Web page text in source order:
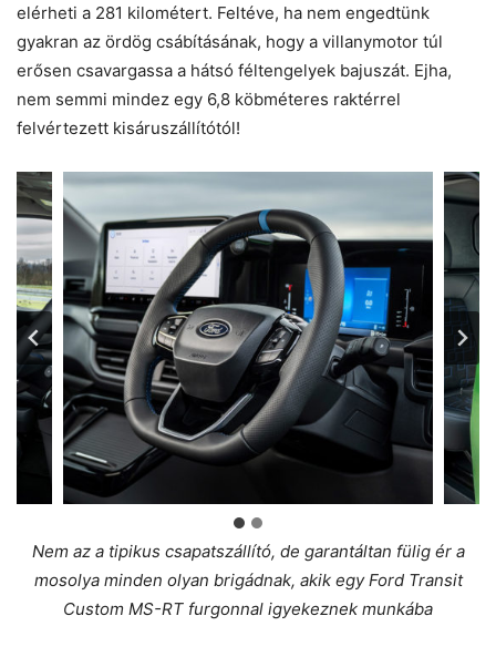
elérheti a 281 kilométert. Feltéve, ha nem engedtünk
gyakran az ördög csábításának, hogy a villanymotor túl
erősen csavargassa a hátsó féltengelyek bajuszát. Ejha,
nem semmi mindez egy 6,8 köbméteres raktérrel
felvértezett kisáruszállítótól!
Nem az a tipikus csapatszállító, de garantáltan fülig ér a
mosolya minden olyan brigádnak, akik egy Ford Transit
Custom MS-RT furgonnal igyekeznek munkába